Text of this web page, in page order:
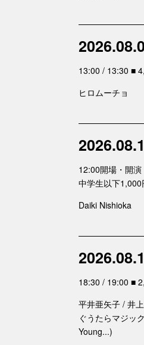
13:00 / 13:30 ■
ヒロムーチョ
12:00開場・開
中学生以下
Daiki Nishioka
18:30 / 19:00 ■
平井亜矢子 / 井
ぐうたらマジッ
Young...)